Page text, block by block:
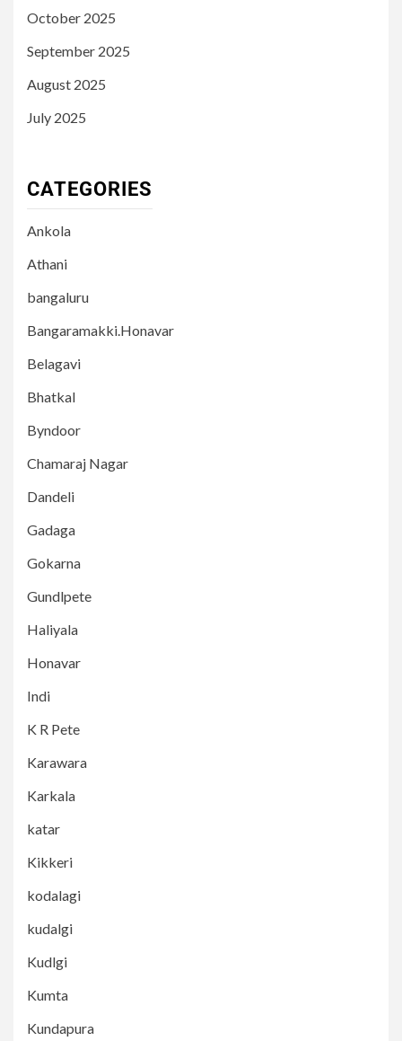
October 2025
September 2025
August 2025
July 2025
CATEGORIES
Ankola
Athani
bangaluru
Bangaramakki.Honavar
Belagavi
Bhatkal
Byndoor
Chamaraj Nagar
Dandeli
Gadaga
Gokarna
Gundlpete
Haliyala
Honavar
Indi
K R Pete
Karawara
Karkala
katar
Kikkeri
kodalagi
kudalgi
Kudlgi
Kumta
Kundapura